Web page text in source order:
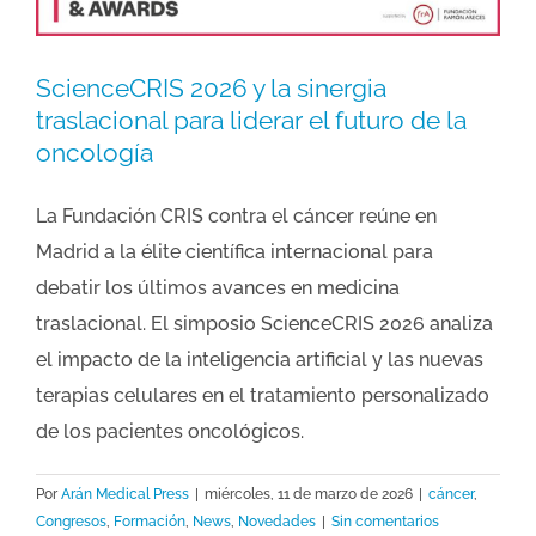
ScienceCRIS 2026 y la sinergia
traslacional para liderar el futuro de la
oncología
La Fundación CRIS contra el cáncer reúne en
Madrid a la élite científica internacional para
debatir los últimos avances en medicina
traslacional. El simposio ScienceCRIS 2026 analiza
el impacto de la inteligencia artificial y las nuevas
terapias celulares en el tratamiento personalizado
de los pacientes oncológicos.
PorArán Medical Press miércoles, 11 de marzo de 2026 cáncer,
Congresos, Formación, News, Novedades Sin comentarios